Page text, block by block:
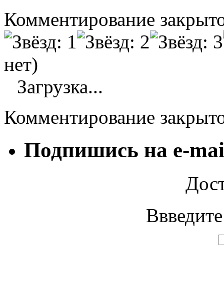
Комментирование
нет)
Загрузка...
Комментирование
Подпишись на e-